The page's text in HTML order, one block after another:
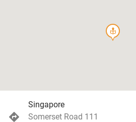
course
Singapore
Somerset Road 111